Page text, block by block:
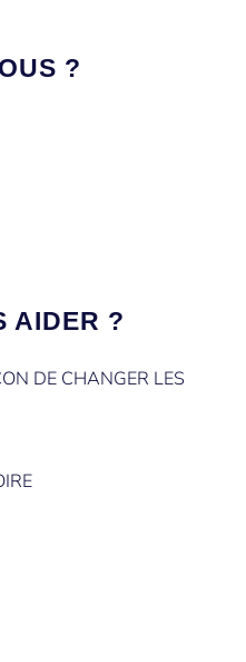
?
AIDER ?
DE CHANGER LES